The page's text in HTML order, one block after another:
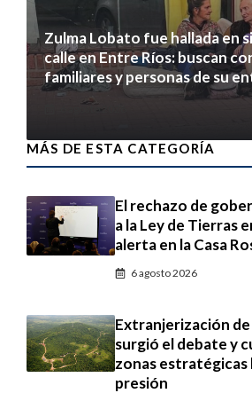
Zulma Lobato fue hallada en
calle en Entre Ríos: buscan
familiares y personas de su
MÁS DE ESTA CATEGORÍA
El rechazo de
a la Ley de Tierras
alerta en la Casa
6 agosto 2026
Extranjerización
surgió el debate y
zonas estratégicas
presión